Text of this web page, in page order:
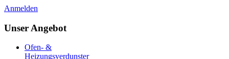
Anmelden
Unser Angebot
Ofen- &
Heizungsverdunster